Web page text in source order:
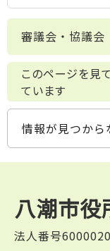
審議会・協議会
このページを見
ています
情報が見つから
八潮市役
法人番号